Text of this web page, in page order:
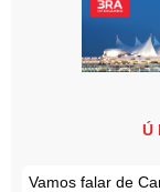
Vamos falar de